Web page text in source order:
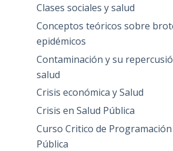
Clases sociales y salud
Conceptos teóricos sobre
epidémicos
Contaminación y su
salud
Crisis económica y Salud
Crisis en Salud Pública
Curso Critico de
Pública